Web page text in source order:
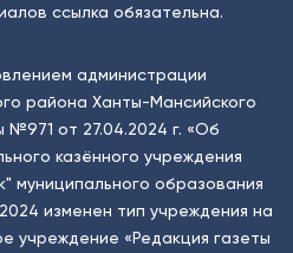
ссылка обязательна.
администрации
района Ханты-Мансийского
от 27.04.2024 г. «Об
казённого учреждения
муниципального образования
изменен тип учреждения на
учреждение «Редакция газеты